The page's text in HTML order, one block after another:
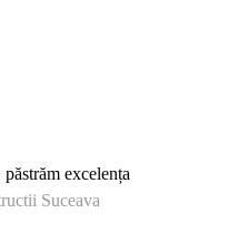
excelența
Suceava